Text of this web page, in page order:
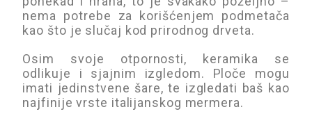
nema potrebe za korišćenjem podmetača
kao što je slučaj kod prirodnog drveta.
Osim svoje otpornosti, keramika se
odlikuje i sjajnim izgledom. Ploče mogu
imati jedinstvene šare, te izgledati baš kao
najfinije vrste italijanskog mermera.